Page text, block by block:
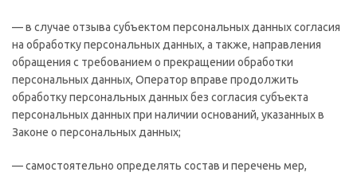
— в случае отзыва субъектом персональных данных согласия
на обработку персональных данных, а также, направления
обращения с требованием о прекращении обработки
персональных данных, Оператор вправе продолжить
обработку персональных данных без согласия субъекта
персональных данных при наличии оснований, указанных в
Законе о персональных данных;
— самостоятельно определять состав и перечень мер,